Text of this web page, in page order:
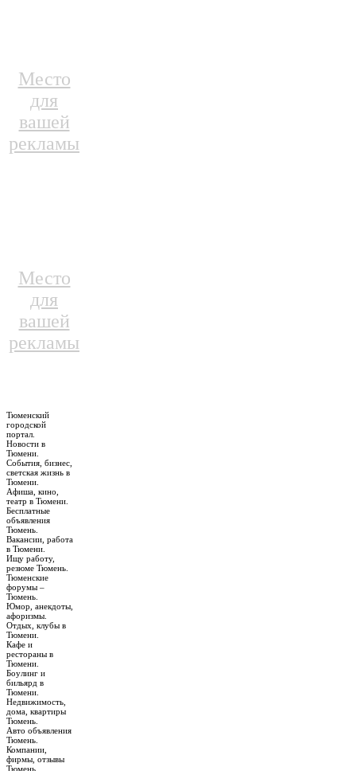
Место
для
вашей
рекламы
Место
для
вашей
рекламы
Тюменский
городской
портал.
Новости в
Тюмени.
События, бизнес,
светская жизнь в
Тюмени.
Афиша, кино,
театр в Тюмени.
Бесплатные
объявления
Тюмень.
Вакансии, работа
в Тюмени.
Ищу работу,
резюме Тюмень.
Тюменские
форумы –
Тюмень.
Юмор, анекдоты,
афоризмы.
Отдых, клубы в
Тюмени.
Кафе и
рестораны в
Тюмени.
Боулинг и
бильярд в
Тюмени.
Недвижимость,
дома, квартиры
Тюмень.
Авто объявления
Тюмень.
Компании,
фирмы, отзывы
Тюмень.